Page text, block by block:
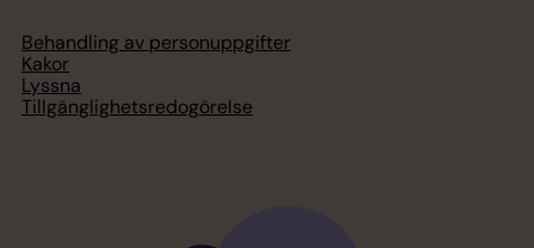
Behandling av personuppgifter
Kakor
Lyssna
Tillgänglighetsredogörelse